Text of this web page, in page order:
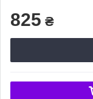
825 ₴